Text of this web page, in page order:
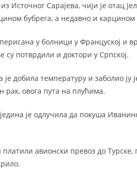
Источног Сарајева, чији је отац
бубрега, а недавно и карцином
у болници у Француској и
су потврдили и доктори у Српској.
добила температуру и заболио ју
рак, овога пута на плућима.
је одлучила да покуша
авионски превоз до Турске,